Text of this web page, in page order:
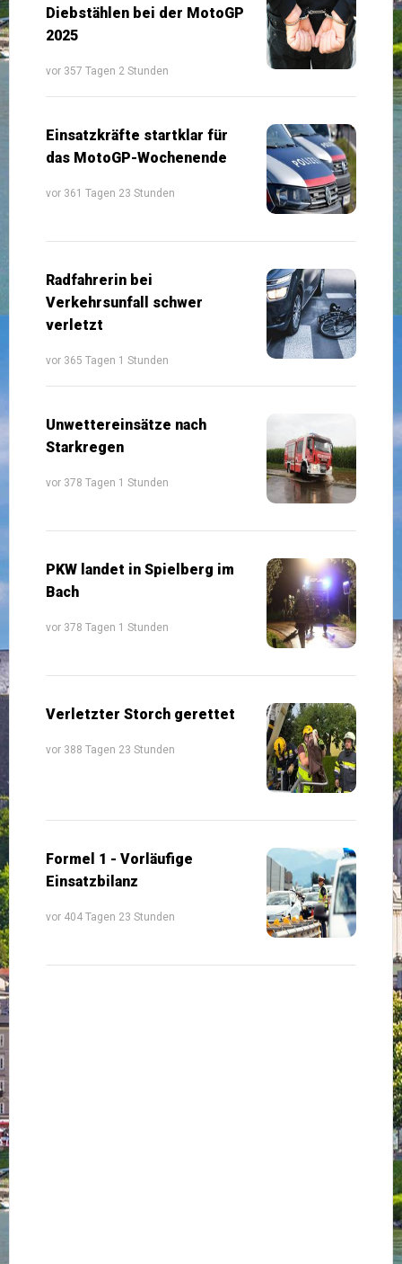
Diebstählen bei der MotoGP
2025
vor 357 Tagen 2 Stunden
Einsatzkräfte startklar für
das MotoGP-Wochenende
vor 361 Tagen 23 Stunden
Radfahrerin bei
Verkehrsunfall schwer
verletzt
vor 365 Tagen 1 Stunden
Unwettereinsätze nach
Starkregen
vor 378 Tagen 1 Stunden
PKW landet in Spielberg im
Bach
vor 378 Tagen 1 Stunden
Verletzter Storch gerettet
vor 388 Tagen 23 Stunden
Formel 1 - Vorläufige
Einsatzbilanz
vor 404 Tagen 23 Stunden